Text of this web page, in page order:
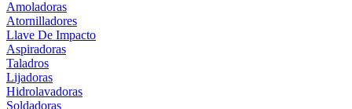
Amoladoras
Atornilladores
Llave De Impacto
Aspiradoras
Taladros
Lijadoras
Hidrolavadoras
Soldadoras